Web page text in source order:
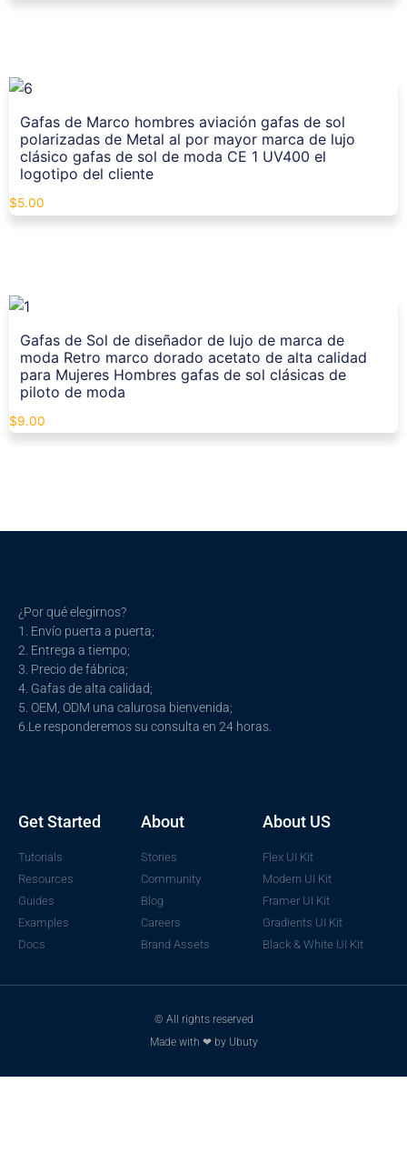
Gafas de Marco hombres aviación gafas de sol
polarizadas de Metal al por mayor marca de lujo
clásico gafas de sol de moda CE 1 UV400 el
logotipo del cliente
$5.00
Gafas de Sol de diseñador de lujo de marca de
moda Retro marco dorado acetato de alta calidad
para Mujeres Hombres gafas de sol clásicas de
piloto de moda
$9.00
¿Por qué elegirnos?
1. Envío puerta a puerta;
2. Entrega a tiempo;
3. Precio de fábrica;
4. Gafas de alta calidad;
5. OEM, ODM una calurosa bienvenida;
6.Le responderemos su consulta en 24 horas.
Get Started
Tutorials
Resources
Guides
Examples
Docs
About
Stories
Community
Blog
Careers
Brand Assets
About US
Flex UI Kit
Modern UI Kit
Framer UI Kit
Gradients UI Kit
Black & White UI Kit
© All rights reserved
Made with ❤ by Ubuty